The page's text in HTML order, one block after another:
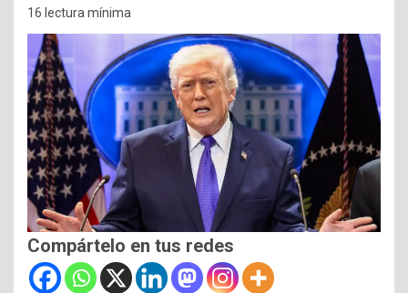
16 lectura mínima
Compártelo en tus redes